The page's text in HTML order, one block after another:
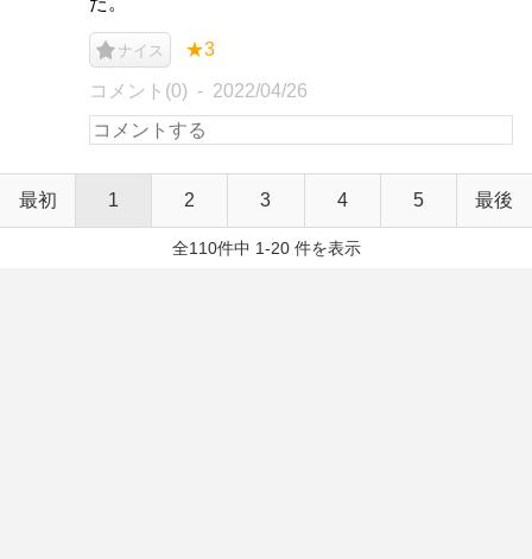
ナイス ★3
コメント(0) 2022/04/26
最初 1 2 3 4 5 最後
全110件中 1-20 件を表示